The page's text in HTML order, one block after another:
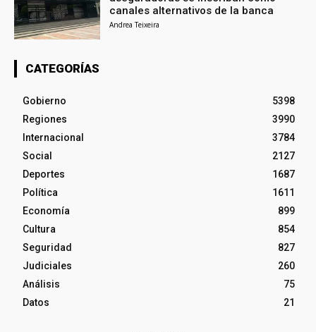
canales alternativos de la banca
Andrea Teixeira
CATEGORÍAS
Gobierno
5398
Regiones
3990
Internacional
3784
Social
2127
Deportes
1687
Política
1611
Economía
899
Cultura
854
Seguridad
827
Judiciales
260
Análisis
75
Datos
21